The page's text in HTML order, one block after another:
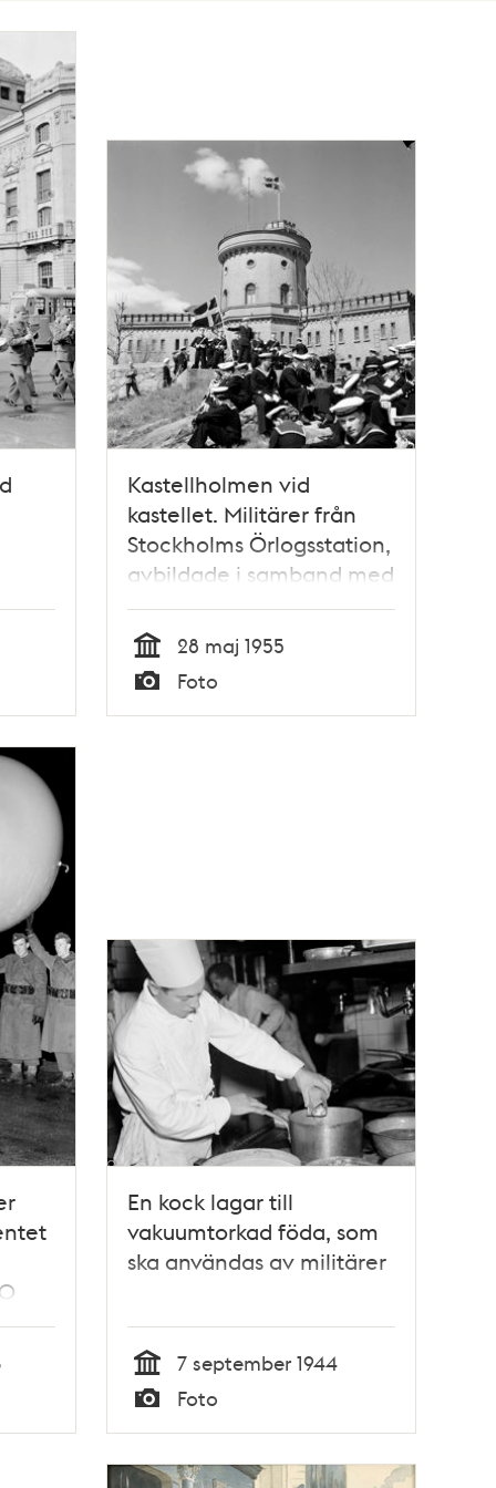
Kastellholmen vid
kastellet. Militärer från
Stockholms Örlogsstation,
avbildade i samband med
den sista
friluftsgudstjänsten på
Kastellholmen
Tid
28 maj 1955
Typ
Foto
En kock lagar till
vakuumtorkad föda, som
ska användas av militärer
Tid
7 september 1944
Typ
Foto